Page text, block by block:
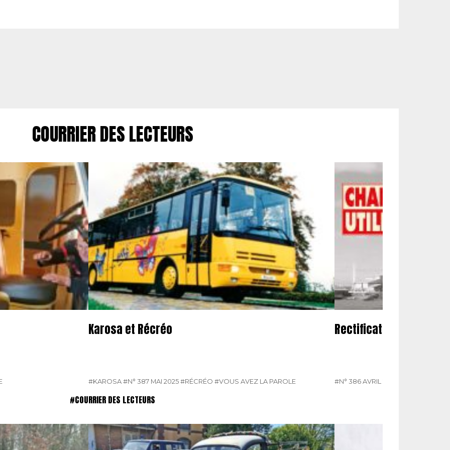
COURRIER DES LECTEURS
Karosa et Récréo
#KAROSA#N° 387 MAI 2025#RÉCRÉO #VOUS AVEZ LA PAROLE
Rectificatifs
#N° 386 AVRIL 2025
#COURRIER DES LECTEURS